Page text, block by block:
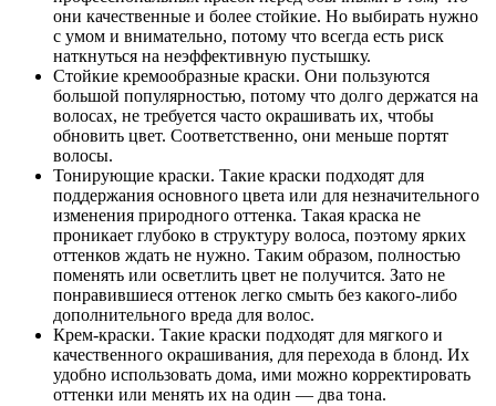
они качественные и более стойкие. Но выбирать нужно
с умом и внимательно, потому что всегда есть риск
наткнуться на неэффективную пустышку.
Стойкие кремообразные краски. Они пользуются
большой популярностью, потому что долго держатся на
волосах, не требуется часто окрашивать их, чтобы
обновить цвет. Соответственно, они меньше портят
волосы.
Тонирующие краски. Такие краски подходят для
поддержания основного цвета или для незначительного
изменения природного оттенка. Такая краска не
проникает глубоко в структуру волоса, поэтому ярких
оттенков ждать не нужно. Таким образом, полностью
поменять или осветлить цвет не получится. Зато не
понравившиеся оттенок легко смыть без какого-либо
дополнительного вреда для волос.
Крем-краски. Такие краски подходят для мягкого и
качественного окрашивания, для перехода в блонд. Их
удобно использовать дома, ими можно корректировать
оттенки или менять их на один — два тона.